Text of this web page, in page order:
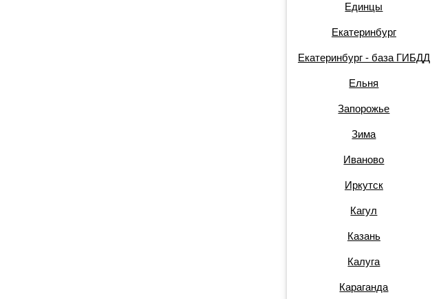
Единцы
Екатеринбург
Екатеринбург - база ГИБДД
Ельня
Запорожье
Зима
Иваново
Иркутск
Кагул
Казань
Калуга
Караганда